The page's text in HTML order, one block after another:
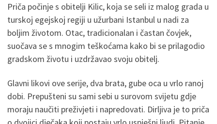
Priča počinje s obitelji Kilic, koja se seli iz malog grada u
turskoj egejskoj regiji u užurbani Istanbul u nadi za
boljim životom. Otac, tradicionalan i častan čovjek,
suočava se s mnogim teškoćama kako bi se prilagodio
gradskom životu i uzdržavao svoju obitelj.
Glavni likovi ove serije, dva brata, gube oca u vrlo ranoj
dobi. Prepušteni su sami sebi u surovom svijetu gdje
moraju naučiti preživjeti i napredovati. Dirljiva je to priča